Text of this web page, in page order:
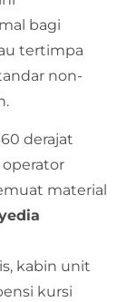
bagi
tertimpa
non-
derajat
material
kabin unit
kursi